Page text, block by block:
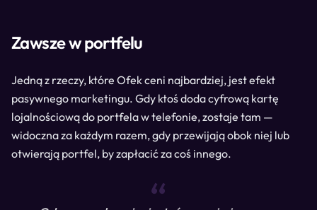
Zawsze w portfelu
Jedną z rzeczy, które Ofek ceni najbardziej, jest efekt
pasywnego marketingu. Gdy ktoś doda cyfrową kartę
lojalnościową do portfela w telefonie, zostaje tam —
widoczna za każdym razem, gdy przewijają obok niej lub
otwierają portfel, by zapłacić za coś innego.
“